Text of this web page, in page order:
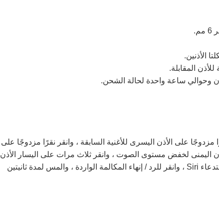
على الأذن اليسرى للأغنية السابقة ، وانقر نقرًا مزدوجًا على
اليمنى لخفض مستوى الصوت ، وانقر ثلاث مرات على اليسار الأذن
لزيادة حجم الصوت.المس أي جانب لمدة ثلاث ثوانٍ لاستدعاء Siri ، وانقر للرد / إنهاء المكالمة الواردة ، والمس لمدة ثانيتين